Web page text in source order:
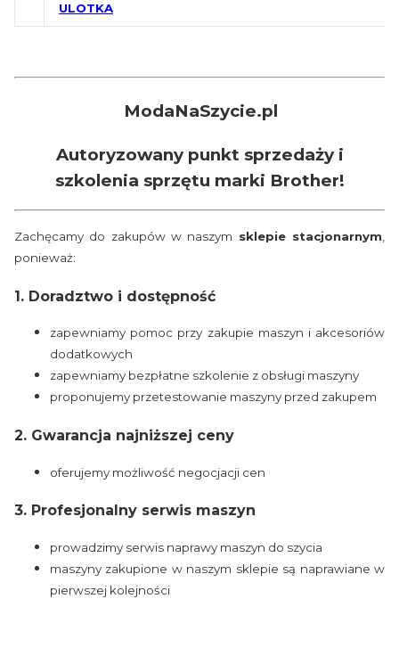
ULOTKA
ModaNaSzycie.pl
Autoryzowany punkt sprzedaży i
szkolenia sprzętu marki Brother!
Zachęcamy do zakupów w naszym sklepie stacjonarnym
ponieważ:
1. Doradztwo i dostępność
zapewniamy pomoc przy zakupie maszyn i akcesoriów
dodatkowych
zapewniamy bezpłatne szkolenie z obsługi maszyny
proponujemy przetestowanie maszyny przed zakupem
2. Gwarancja najniższej ceny
oferujemy możliwość negocjacji cen
3. Profesjonalny serwis maszyn
prowadzimy serwis naprawy maszyn do szycia
maszyny zakupione w naszym sklepie są naprawiane w
pierwszej kolejności